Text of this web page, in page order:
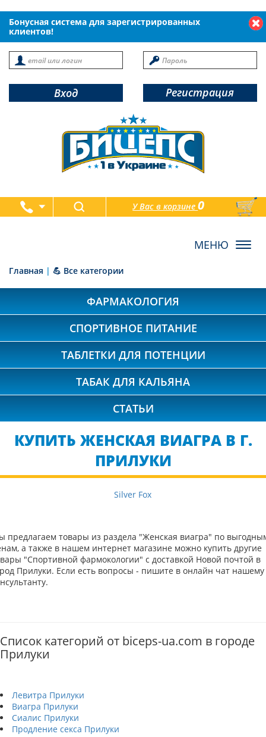
Бонусная система для зарегистрированных
клиентов!
Вход Регистрация
У Вас в корзине0
товаров
Главная | 💪 Все категории
ФАРМАКОЛОГИЯ
СПОРТИВНОЕ ПИТАНИЕ
ТАБЛЕТКИ ДЛЯ ПОТЕНЦИИ
ТАБАК ДЛЯ КАЛЬЯНА
СТАТЬИ
КУПИТЬ ЖЕНСКАЯ ВИАГРА В Г.
ПРИЛУКИ
Silver Fox
предлагаем товары из раздела "Женская виагра" по
а также в нашем интернет магазине можно купить другие
"Спортивной фармокологии" с доставкой Новой почтой в
Прилуки. Если есть вопросы - пишите в онлайн чат нашему
Список категорий от biceps-ua.com в городе
Прилуки
Левитра Прилуки
Виагра Прилуки
Сиалис Прилуки
Продление секса Прилуки